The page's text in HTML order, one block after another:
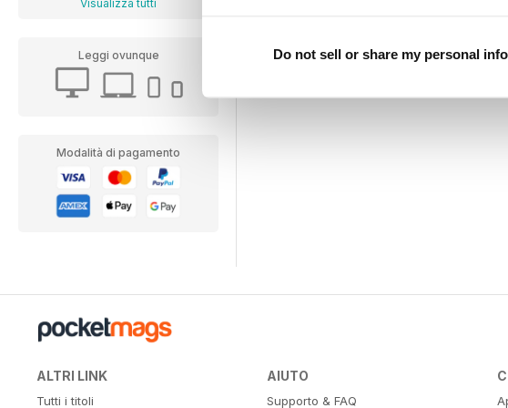
Do not sell or share my personal
Visualizza tutti
Leggi ovunque
Modalità di pagamento
ALTRI LINK
Tutti i titoli
AIUTO
Supporto & FAQ